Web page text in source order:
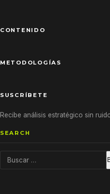
CONTENIDO
METODOLOGÍAS
SUSCRÍBETE
Recibe análisis estratégico sin
SEARCH
Buscar: